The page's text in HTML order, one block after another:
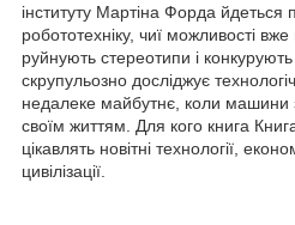
інституту Мартіна Форда йдеться
робототехніку, чиї можливості
руйнують стереотипи і
скрупульозно досліджує
недалеке майбутнє, коли машини
своїм життям. Для кого книга
цікавлять новітні технології,
цивілізації.